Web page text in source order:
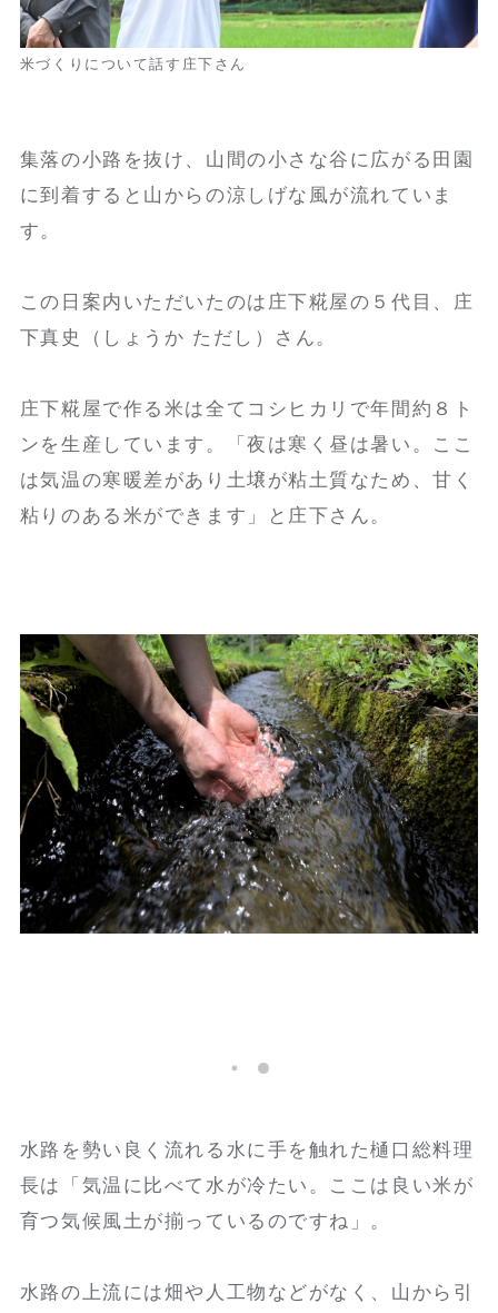
米づくりについて話す庄下さん
集落の小路を抜け、山間の小さな谷に広がる田園
に到着すると山からの涼しげな風が流れていま
す。
この日案内いただいたのは庄下糀屋の５代目、庄
下真史（しょうか ただし）さん。
庄下糀屋で作る米は全てコシヒカリで年間約８ト
ンを生産しています。「夜は寒く昼は暑い。ここ
は気温の寒暖差があり土壌が粘土質なため、甘く
粘りのある米ができます」と庄下さん。
水路を勢い良く流れる水に手を触れた樋口総料理
長は「気温に比べて水が冷たい。ここは良い米が
育つ気候風土が揃っているのですね」。
水路の上流には畑や人工物などがなく、山から引